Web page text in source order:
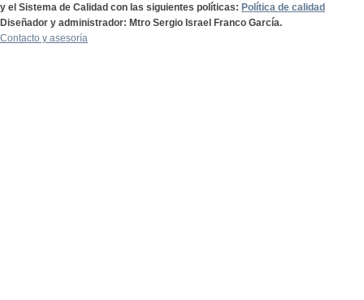
y el Sistema de Calidad con las siguientes políticas: Política de calidad
Diseñador y administrador: Mtro Sergio Israel Franco García.
Contacto y asesoría